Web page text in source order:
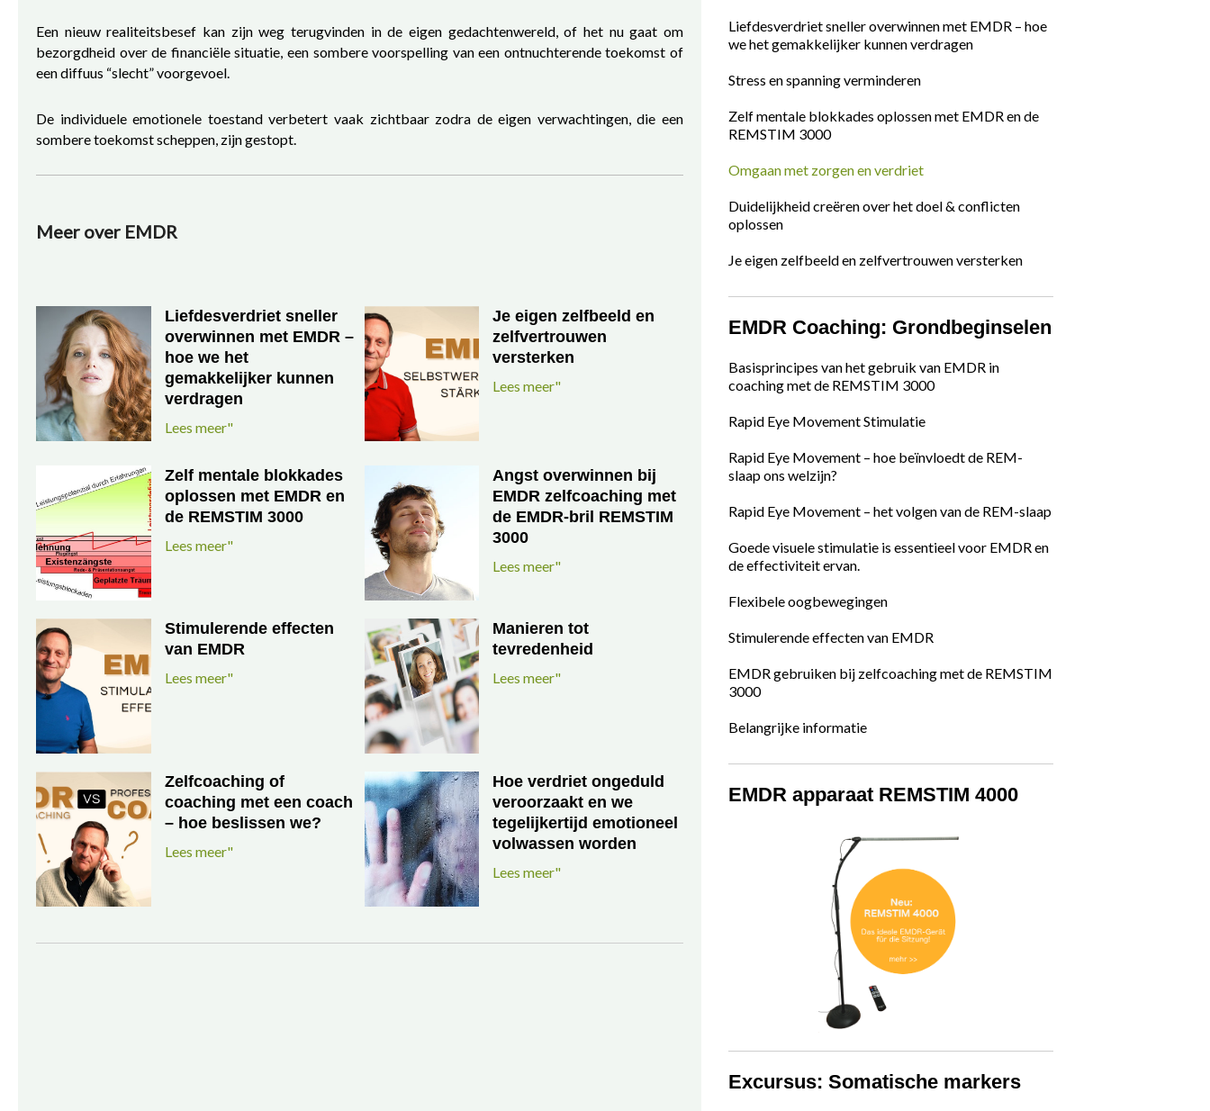
Een nieuw realiteitsbesef kan zijn weg terugvinden in de eigen gedachtenwereld, of het nu gaat om
bezorgdheid over de financiële situatie, een sombere voorspelling van een ontnuchterende toekomst of
een diffuus “slecht” voorgevoel.
De individuele emotionele toestand verbetert vaak zichtbaar zodra de eigen verwachtingen, die een
sombere toekomst scheppen, zijn gestopt.
Meer over EMDR
Liefdesverdriet sneller
overwinnen met EMDR –
hoe we het
gemakkelijker kunnen
verdragen
Lees meer"
Je eigen zelfbeeld en
zelfvertrouwen
versterken
Lees meer"
Zelf mentale blokkades
oplossen met EMDR en
de REMSTIM 3000
Lees meer"
Angst overwinnen bij
EMDR zelfcoaching met
de EMDR-bril REMSTIM
3000
Lees meer"
Stimulerende effecten
van EMDR
Lees meer"
Manieren tot
tevredenheid
Lees meer"
Zelfcoaching of
coaching met een coach
– hoe beslissen we?
Lees meer"
Hoe verdriet ongeduld
veroorzaakt en we
tegelijkertijd emotioneel
volwassen worden
Lees meer"
Liefdesverdriet sneller overwinnen met EMDR – hoe
we het gemakkelijker kunnen verdragen
Stress en spanning verminderen
Zelf mentale blokkades oplossen met EMDR en de
REMSTIM 3000
Omgaan met zorgen en verdriet
Duidelijkheid creëren over het doel & conflicten
oplossen
Je eigen zelfbeeld en zelfvertrouwen versterken
EMDR Coaching: Grondbeginselen
Basisprincipes van het gebruik van EMDR in
coaching met de REMSTIM 3000
Rapid Eye Movement Stimulatie
Rapid Eye Movement – hoe beïnvloedt de REM-
slaap ons welzijn?
Rapid Eye Movement – het volgen van de REM-slaap
Goede visuele stimulatie is essentieel voor EMDR en
de effectiviteit ervan.
Flexibele oogbewegingen
Stimulerende effecten van EMDR
EMDR gebruiken bij zelfcoaching met de REMSTIM
3000
Belangrijke informatie
EMDR apparaat REMSTIM 4000
Excursus: Somatische markers